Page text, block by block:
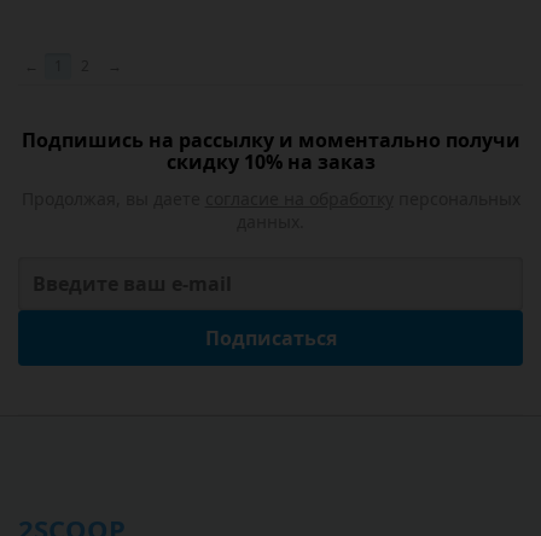
Подпишись на рассылку и моментально получи
скидку 10% на заказ
Подписаться
2SCOOP